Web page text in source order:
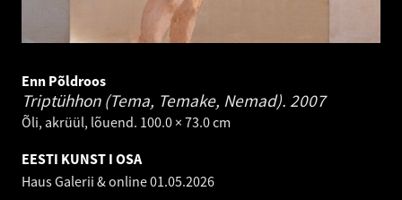
Enn Põldroos
Triptühhon (Tema, Temake, Nemad). 2007
Õli, akrüül, lõuend. 100.0 × 73.0 cm
EESTI KUNST I OSA
Haus Galerii & online01.05.2026